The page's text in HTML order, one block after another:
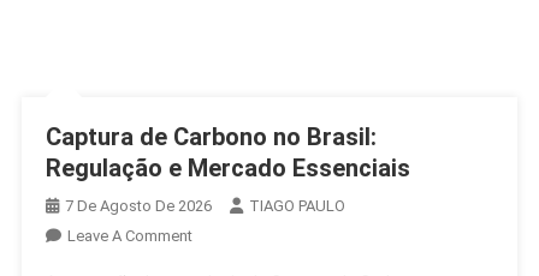
Captura de Carbono no Brasil:
Regulação e Mercado Essenciais
7 De Agosto De 2026
TIAGO PAULO
Leave A CommentOn